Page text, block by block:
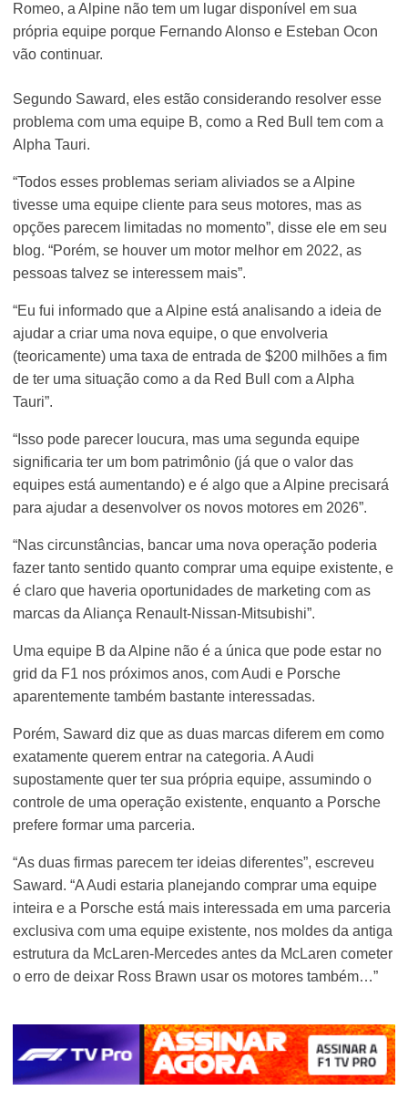
Romeo, a Alpine não tem um lugar disponível em sua
própria equipe porque Fernando Alonso e Esteban Ocon
vão continuar.
Segundo Saward, eles estão considerando resolver esse
problema com uma equipe B, como a Red Bull tem com a
Alpha Tauri.
“Todos esses problemas seriam aliviados se a Alpine
tivesse uma equipe cliente para seus motores, mas as
opções parecem limitadas no momento”, disse ele em seu
blog. “Porém, se houver um motor melhor em 2022, as
pessoas talvez se interessem mais”.
“Eu fui informado que a Alpine está analisando a ideia de
ajudar a criar uma nova equipe, o que envolveria
(teoricamente) uma taxa de entrada de $200 milhões a fim
de ter uma situação como a da Red Bull com a Alpha
Tauri”.
“Isso pode parecer loucura, mas uma segunda equipe
significaria ter um bom patrimônio (já que o valor das
equipes está aumentando) e é algo que a Alpine precisará
para ajudar a desenvolver os novos motores em 2026”.
“Nas circunstâncias, bancar uma nova operação poderia
fazer tanto sentido quanto comprar uma equipe existente, e
é claro que haveria oportunidades de marketing com as
marcas da Aliança Renault-Nissan-Mitsubishi”.
Uma equipe B da Alpine não é a única que pode estar no
grid da F1 nos próximos anos, com Audi e Porsche
aparentemente também bastante interessadas.
Porém, Saward diz que as duas marcas diferem em como
exatamente querem entrar na categoria. A Audi
supostamente quer ter sua própria equipe, assumindo o
controle de uma operação existente, enquanto a Porsche
prefere formar uma parceria.
“As duas firmas parecem ter ideias diferentes”, escreveu
Saward. “A Audi estaria planejando comprar uma equipe
inteira e a Porsche está mais interessada em uma parceria
exclusiva com uma equipe existente, nos moldes da antiga
estrutura da McLaren-Mercedes antes da McLaren cometer
o erro de deixar Ross Brawn usar os motores também…”